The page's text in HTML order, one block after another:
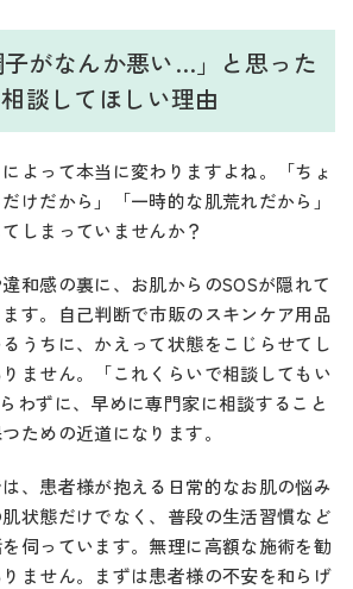
がなんか悪い…」と思った
談してほしい理由
よって本当に変わりますよね。「ちょ
けだから」「一時的な肌荒れだから」
しまっていませんか？
和感の裏に、お肌からのSOSが隠れて
す。自己判断で市販のスキンケア用品
うちに、かえって状態をこじらせてし
ません。「これくらいで相談してもい
わずに、早めに専門家に相談すること
ための近道になります。
、患者様が抱える日常的なお肌の悩み
状態だけでなく、普段の生活習慣など
伺っています。無理に高額な施術を勧
ません。まずは患者様の不安を和らげ